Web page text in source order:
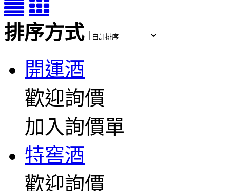
排序方式
開運酒
歡迎詢價
加入詢價單
特窖酒
歡迎詢價